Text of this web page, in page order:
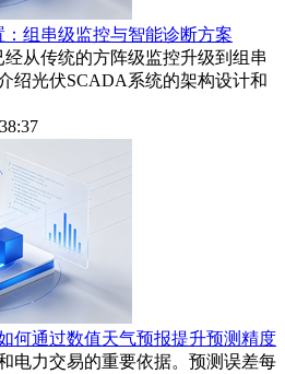
组串级监控与智能诊断方案
从传统的方阵级监控升级到组串
绍光伏SCADA系统的架构设计和
何通过数值天气预报提升预测精度
电力交易的重要依据。预测误差每